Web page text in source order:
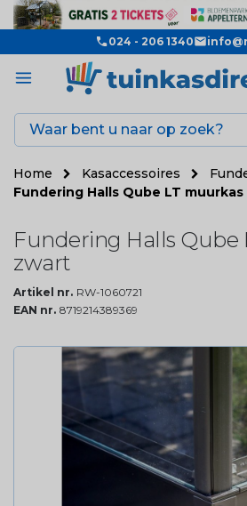
024 - 206 1340
Home Kasaccessoires
Fundering Halls Qube LT
Fundering Halls Qube
zwart
Artikel nr. RW-1060721
EAN nr. 8719214389369